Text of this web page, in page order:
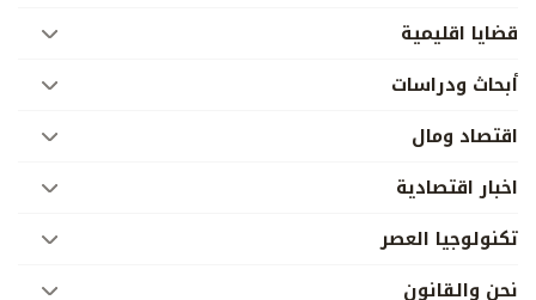
قضايا اقليمية
أبحاث ودراسات
اقتصاد ومال
اخبار اقتصادية
تكنولوجيا العصر
نحن والقانون